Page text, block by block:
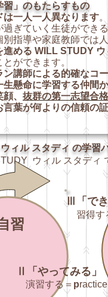
」のもたらすもの
は一人一人異なります
過ぎていく生徒ができ
指導や家庭教師では
進める WILL STUDY
とができます。
ン講師による的確なコー
生懸命に学習する仲間
、 抜群の第一志望合
言葉が何よりの信頼の証
ウィル スタディ の学習
ウィル スタディ
Ⅲ「で
習得す
習
Ⅱ「やってみる」
演習する＝ practice